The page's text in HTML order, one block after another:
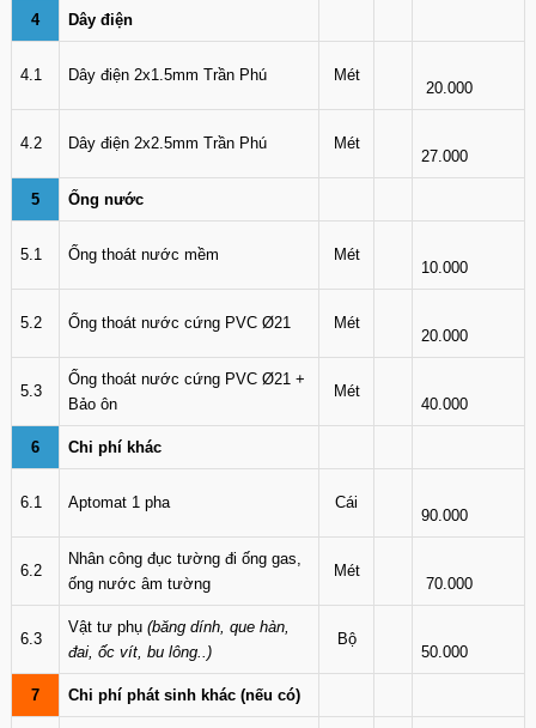
4 Dây điện
4.1 Dây điện 2x1.5mm Trần Phú Mét
20.000
4.2 Dây điện 2x2.5mm Trần Phú Mét
27.000
5 Ống nước
5.1 Ống thoát nước mềm Mét
10.000
5.2 Ống thoát nước cứng PVC Ø21 Mét
20.000
5.3
Ống thoát nước cứng PVC Ø21 +
Bảo ôn
Mét
40.000
6 Chi phí khác
6.1 Aptomat 1 pha Cái
90.000
6.2
Nhân công đục tường đi ống gas,
ống nước âm tường
Mét
70.000
6.3
Vật tư phụ (băng dính, que hàn,
đai, ốc vít, bu lông..)
Bộ
50.000
7 Chi phí phát sinh khác (nếu có)